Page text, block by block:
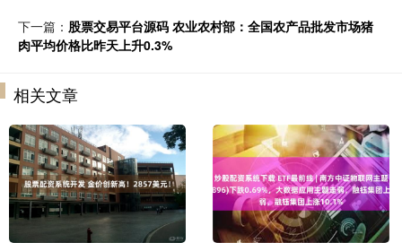
下一篇： 股票交易平台源码 农业农村部：全国农产品批发市场猪
肉平均价格比昨天上升0.3%
相关文章